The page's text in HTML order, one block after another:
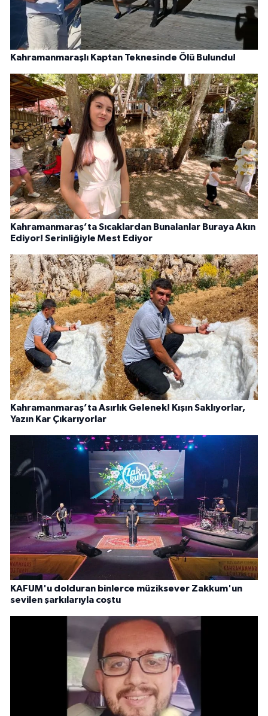
Kahramanmaraşlı Kaptan Teknesinde Ölü Bulundu!
Kahramanmaraş’ta Sıcaklardan Bunalanlar Buraya Akın
Ediyor! Serinliğiyle Mest Ediyor
Kahramanmaraş’ta Asırlık Gelenek! Kışın Saklıyorlar,
Yazın Kar Çıkarıyorlar
KAFUM'u dolduran binlerce müziksever Zakkum'un
sevilen şarkılarıyla coştu